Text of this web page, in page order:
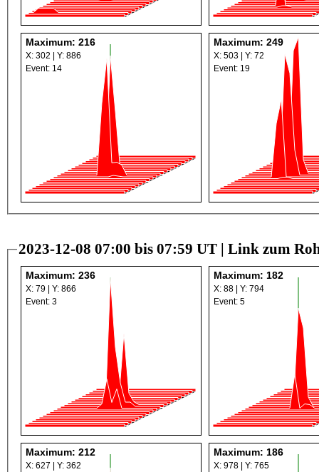
Maximum: 216
X: 302 | Y: 886
Event: 14
Maximum: 249
X: 503 | Y: 72
Event: 19
2023-12-08 07:00 bis 07:59 UT | Link zum
Maximum: 236
X: 79 | Y: 866
Event: 3
Maximum: 182
X: 88 | Y: 794
Event: 5
Maximum: 212
X: 627 | Y: 362
Maximum: 186
X: 978 | Y: 765